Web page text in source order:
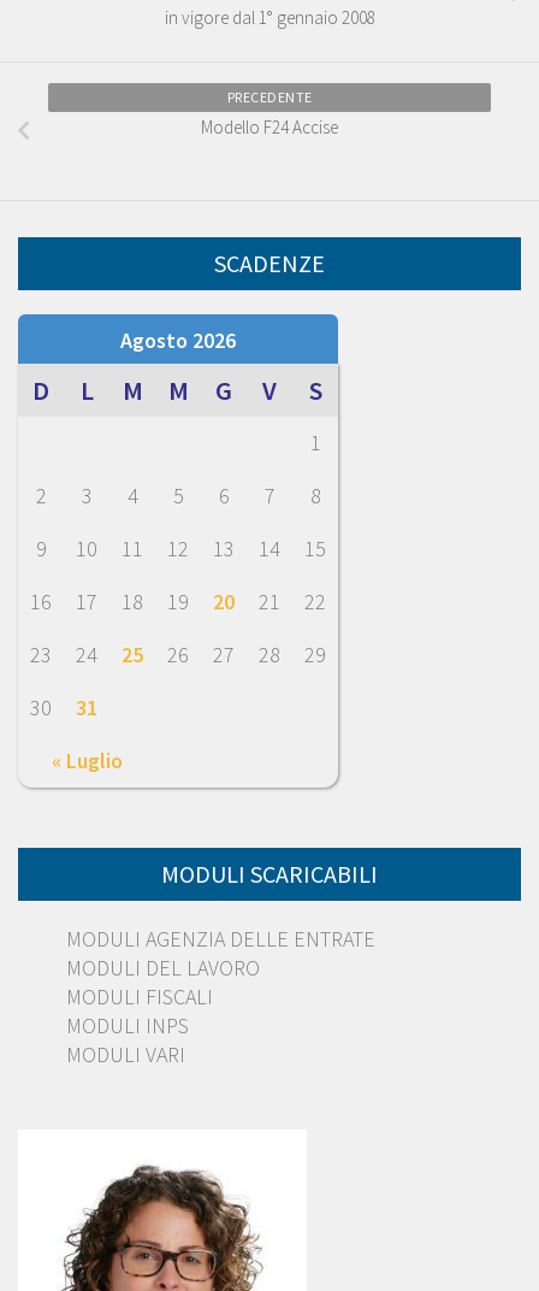
in vigore dal 1° gennaio 2008
PRECEDENTE
Modello F24 Accise
SCADENZE
Agosto 2026
D L M M G V S
« Luglio
1
2
3 4 5 6 7
8
9
10 11 12 13 14
15
16
17 18 19 20 21
22
23
24 25 26 27 28
29
30
31
MODULI SCARICABILI
MODULI AGENZIA DELLE ENTRATE
MODULI DEL LAVORO
MODULI FISCALI
MODULI INPS
MODULI VARI